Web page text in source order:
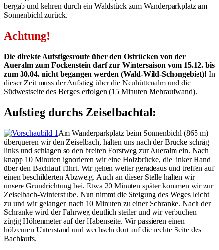
bergab und kehren durch ein Waldstück zum Wanderparkplatz am
Sonnenbichl zurück.
Achtung!
Die direkte Aufstigesroute über den Ostrücken von der
Aueralm zum Fockenstein darf zur Wintersaison vom 15.12. bis
zum 30.04. nicht begangen werden (Wald-Wild-Schongebiet)! In
dieser Zeit muss der Aufstieg über die Neuhüttenalm und die
Südwestseite des Berges erfolgen (15 Minuten Mehraufwand).
Aufstieg durchs Zeiselbachtal:
Am Wanderparkplatz beim Sonnenbichl (865 m)
überqueren wir den Zeiselbach, halten uns nach der Brücke schräg
links und schlagen so den breiten Forstweg zur Aueralm ein. Nach
knapp 10 Minuten ignorieren wir eine Holzbrücke, die linker Hand
über den Bachlauf führt. Wir gehen weiter geradeaus und treffen auf
einen beschilderten Abzweig. Auch an dieser Stelle halten wir
unsere Grundrichtung bei. Etwa 20 Minuten später kommen wir zur
Zeiselbach-Winterstube. Nun nimmt die Steigung des Weges leicht
zu und wir gelangen nach 10 Minuten zu einer Schranke. Nach der
Schranke wird der Fahrweg deutlich steiler und wir verbuchen
zügig Höhenmeter auf der Habenseite. Wir passieren einen
hölzernen Unterstand und wechseln dort auf die rechte Seite des
Bachlaufs.